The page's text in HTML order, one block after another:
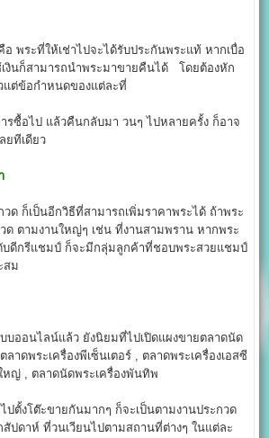
พระที่ให้เช่าไปจะได้รับประกันพระแท้ หากเบื่อ
เงินก็สามารถนำพระมาขายคืนได้ โดยต้องหัก
แต่ข้อกำหนดของแต่ละที่
รซื้อไป แล้วคืนกลับมา วนๆ ไปหลายครั้ง ก็อาจ
ยทีเดียว
ด ก็เป็นอีกวิธีที่สามารถเพิ่มราคาพระได้ ถ้าพระ
ด ตามงานใหญ่ๆ เช่น ที่งานสามพราน หากพระ
บดีกรีแชมป์ ก็จะมีกลุ่มลูกค้าที่ชอบพระสวยแชมป์
สม
ออนไลน์แล้ว ยังนิยมที่ไปเปิดแผงขายตลาดนัด
ลาดพระเครื่องพีเซ็นเตอร์ , ตลาดพระเครื่องเอสซี
หญ่ , ตลาดนัดพระเครื่องพันทิพ
งโต๊ะขายกันมากๆ ก็จะเป็นตามงานประกวด
สัปดาห์ ที่วนเวียนไปตามสถานที่ต่างๆ ในแต่ละ